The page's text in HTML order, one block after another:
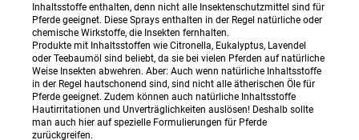
Inhaltsstoffe enthalten, denn nicht alle Insektenschutzmittel sind für
Pferde geeignet. Diese Sprays enthalten in der Regel natürliche oder
chemische Wirkstoffe, die Insekten fernhalten.
Produkte mit Inhaltsstoffen wie Citronella, Eukalyptus, Lavendel
oder Teebaumöl sind beliebt, da sie bei vielen Pferden auf natürliche
Weise Insekten abwehren. Aber: Auch wenn natürliche Inhaltsstoffe
in der Regel hautschonend sind, sind nicht alle ätherischen Öle für
Pferde geeignet. Zudem können auch natürliche Inhaltsstoffe
Hautirritationen und Unverträglichkeiten auslösen! Deshalb sollte
man auch hier auf spezielle Formulierungen für Pferde
zurückgreifen.